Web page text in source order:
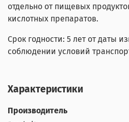
отдельно от пищевых
кислотных препаратов.
Срок годности: 5 лет от даты
соблюдении условий
Характеристики
Производитель